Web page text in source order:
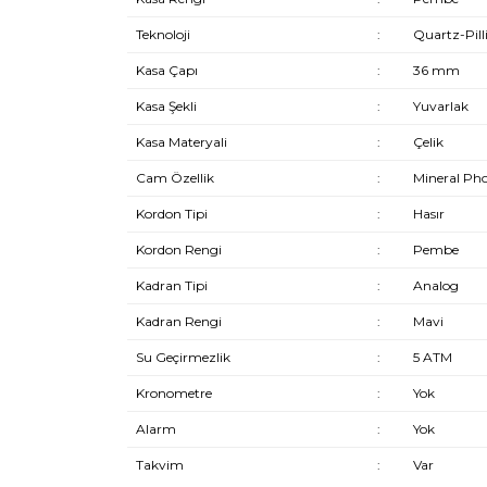
Teknoloji : Quartz-Pilli
Kasa Çapı : 36 mm
Kasa Şekli : Yuvarlak
Kasa Materyali : Çelik
Cam Özellik : Mineral
Kordon Tipi : Hasır
Kordon Rengi : Pembe
Kadran Tipi : Analog
Kadran Rengi : Mavi
Su Geçirmezlik : 5 ATM
Kronometre : Yok
Alarm : Yok
Takvim : Var